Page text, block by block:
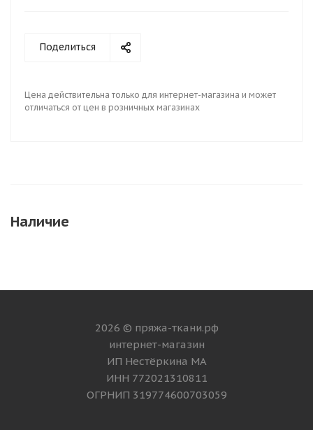
Поделиться
Цена действительна только для интернет-магазина и может
отличаться от цен в розничных магазинах
Наличие
2026 © пряжа-ткани.рф
интернет-магазин
ИП Нестёркина МА
ИНН 772021310811
ОГРНИП 319774600703059